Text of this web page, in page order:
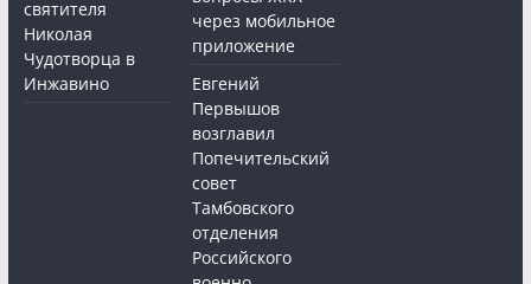
святителя
Николая
Чудотворца в
Инжавино
через мобильное
приложение
Евгений
Первышов
возглавил
Попечительский
совет
Тамбовского
отделения
Российского